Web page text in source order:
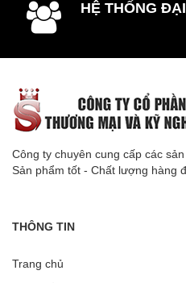
HỆ THỐNG
Công ty chuyên cung cấp các
Sản phẩm tốt - Chất lượng hàng
THÔNG TIN
Trang chủ